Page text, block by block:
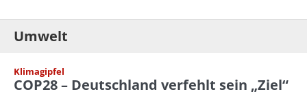
Umwelt
Klimagipfel
COP28 – Deutschland verfehlt sein „Ziel“